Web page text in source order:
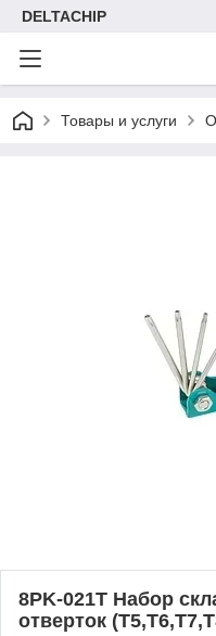
DELTACHIP
Товары и услуги
8PK-021T Набор
отверток